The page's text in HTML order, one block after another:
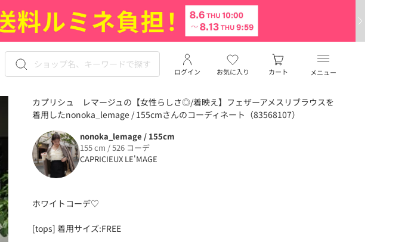
メニュー
お気に入り
ログイン カート
カプリシュ レマージュの【女性らしさ◎/着映え】フェザーアメスリブラウスを
着用したnonoka_lemage / 155cmさんのコーディネート（83568107）
nonoka_lemage / 155cm
155 cm / 526 コーデ
CAPRICIEUX LE'MAGE
ホワイトコーデ♡
[tops] 着用サイズ:FREE